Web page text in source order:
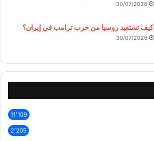
30/07/2026
كيف تستفيد روسيا من حرب ترامب في إيران؟
30/07/2026
11٬109
2٬205